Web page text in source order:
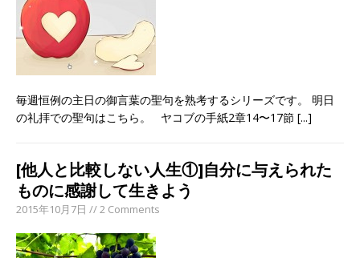
毎週恒例の主日の御言葉の聖句を熟考するシリーズです。 明日
の礼拝での聖句はこちら。 ヤコブの手紙2章14〜17節 [...]
[他人と比較しない人生①]自分に与えられた
ものに感謝して生きよう
2015年10月7日 // 2 Comments